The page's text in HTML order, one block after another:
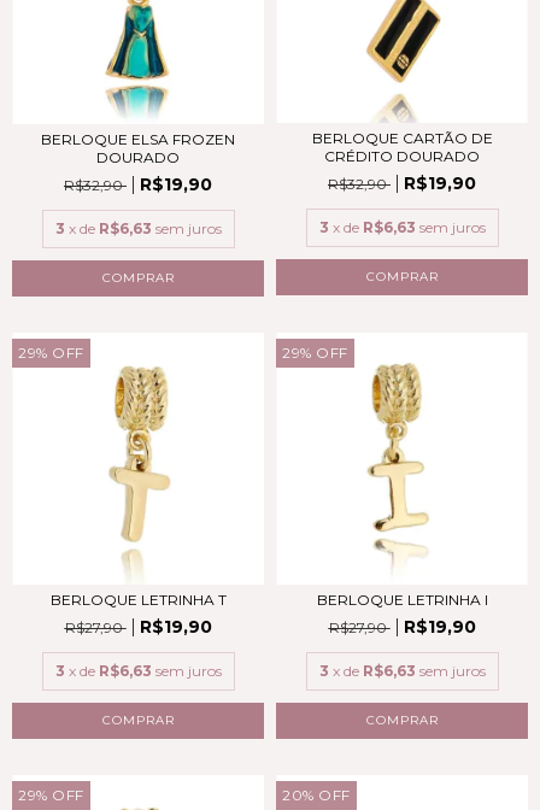
BERLOQUE ELSA FROZEN
DOURADO
R$32,90
R$19,90
3 x de R$6,63 sem juros
COMPRAR
BERLOQUE CARTÃO DE
CRÉDITO DOURADO
R$32,90
R$19,90
3 x de R$6,63 sem juros
COMPRAR
29% OFF
BERLOQUE LETRINHA T
R$27,90
R$19,90
3 x de R$6,63 sem juros
COMPRAR
29% OFF
BERLOQUE LETRINHA I
R$27,90
R$19,90
3 x de R$6,63 sem juros
COMPRAR
29% OFF 20% OFF